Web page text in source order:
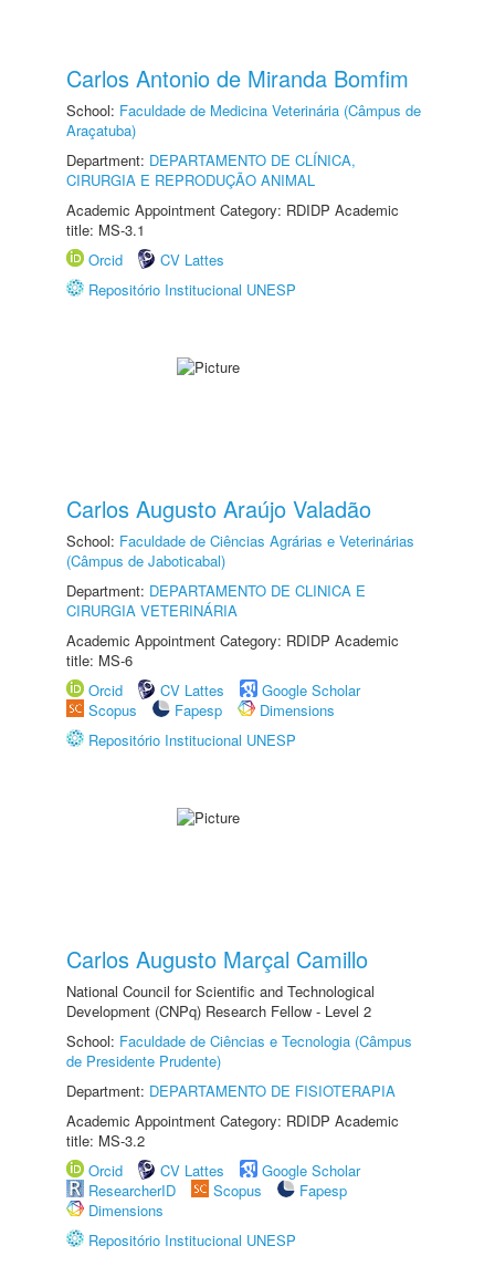
Carlos Antonio de Miranda Bomfim
School: Faculdade de Medicina Veterinária (Câmpus de
Araçatuba)
Department: DEPARTAMENTO DE CLÍNICA,
CIRURGIA E REPRODUÇÃO ANIMAL
Academic Appointment Category: RDIDP Academic
title: MS-3.1
Orcid
CV Lattes
Repositório Institucional UNESP
Carlos Augusto Araújo Valadão
School: Faculdade de Ciências Agrárias e Veterinárias
(Câmpus de Jaboticabal)
Department: DEPARTAMENTO DE CLINICA E
CIRURGIA VETERINÁRIA
Academic Appointment Category: RDIDP Academic
title: MS-6
Orcid
CV Lattes
Google Scholar
Scopus
Fapesp
Dimensions
Repositório Institucional UNESP
Carlos Augusto Marçal Camillo
National Council for Scientific and Technological
Development (CNPq) Research Fellow - Level 2
School: Faculdade de Ciências e Tecnologia (Câmpus
de Presidente Prudente)
Department: DEPARTAMENTO DE FISIOTERAPIA
Academic Appointment Category: RDIDP Academic
title: MS-3.2
Orcid
CV Lattes
Google Scholar
ResearcherID
Scopus
Fapesp
Dimensions
Repositório Institucional UNESP